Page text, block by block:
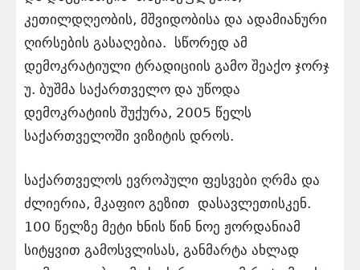
კეთილდღეობის, მშვიდობისა და ადამიანური
ღირსების გასაღებია. სწორედ ამ
დემოკრატიული ტრადიციის გამო შეაქო ჯორჯ
უ. ბუშმა საქართველო და უწოდა
დემოკრატიის შუქურა, 2005 წელს
საქართველოში ვიზიტის დროს.
საქართველოს ევროპული ფესვები ღრმა და
ძლიერია, მკაფიო გეზით დასავლეთისკენ.
100 წელზე მეტი ხნის წინ ნოე ჟორდანიამ
სიტყვით გამოსვლისას, განმარტა ახლად